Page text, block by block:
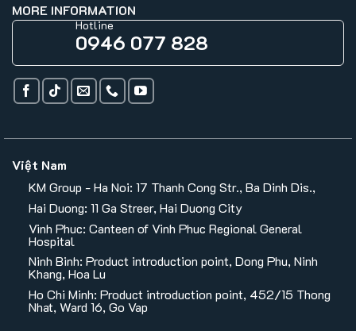
MORE INFORMATION
Hotline
0946 077 828
Việt Nam
KM Group - Ha Noi: 17 Thanh Cong Str., Ba Dinh Dis.,
Hai Duong: 11 Ga Streer, Hai Duong City
Vinh Phuc: Canteen of Vinh Phuc Regional General
Hospital
Ninh Binh: Product introduction point, Dong Phu, Ninh
Khang, Hoa Lu
Ho Chi Minh: Product introduction point, 452/15 Thong
Nhat, Ward 16, Go Vap